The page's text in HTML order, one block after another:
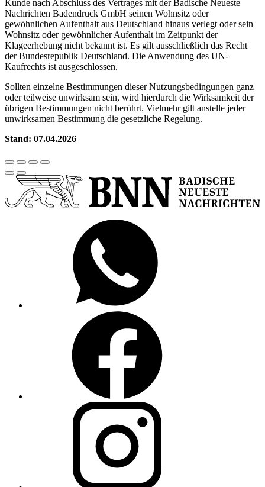
Kunde nach Abschluss des Vertrages mit der Badische Neueste
Nachrichten Badendruck GmbH seinen Wohnsitz oder
gewöhnlichen Aufenthalt aus Deutschland hinaus verlegt oder sein
Wohnsitz oder gewöhnlicher Aufenthalt im Zeitpunkt der
Klageerhebung nicht bekannt ist. Es gilt ausschließlich das Recht
der Bundesrepublik Deutschland. Die Anwendung des UN-
Kaufrechts ist ausgeschlossen.
Sollten einzelne Bestimmungen dieser Nutzungsbedingungen ganz
oder teilweise unwirksam sein, wird hierdurch die Wirksamkeit der
übrigen Bestimmungen nicht berührt. Vielmehr gilt anstelle jeder
unwirksamen Bestimmung die gesetzliche Regelung.
Stand: 07.04.2026